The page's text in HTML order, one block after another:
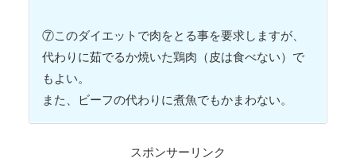
⑦このダイエットで肉をとる事を要求しますが、
代わりに茹でるか焼いた鶏肉（皮は食べない）で
もよい。
また、ビーフの代わりに煮魚でもかまわない。
スポンサーリンク